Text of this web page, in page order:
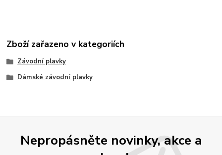
Zboží zařazeno v kategoriích
Závodní plavky
Dámské závodní plavky
Nepropásněte novinky, akce a